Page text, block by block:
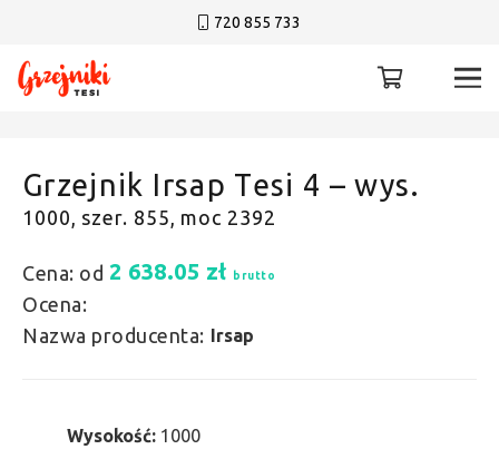
720 855 733
Grzejnik Irsap Tesi 4 – wys.
1000, szer. 855, moc 2392
Cena: od 2 638.05 zł brutto
Ocena:
Nazwa producenta: Irsap
Wysokość: 1000